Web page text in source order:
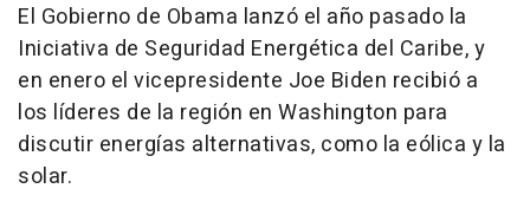
El Gobierno de Obama lanzó el año pasado la
Iniciativa de Seguridad Energética del Caribe, y
en enero el vicepresidente Joe Biden recibió a
los líderes de la región en Washington para
discutir energías alternativas, como la eólica y la
solar.